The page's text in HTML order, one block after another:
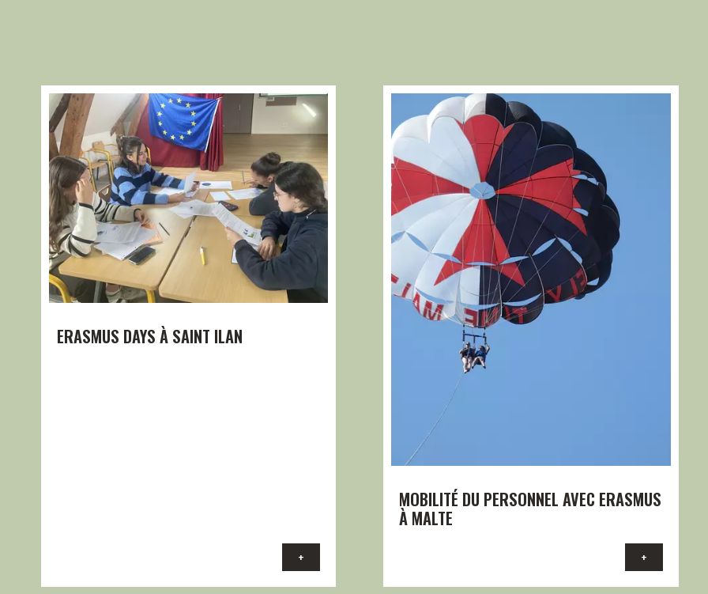
ERASMUS DAYS À SAINT ILAN
+
MOBILITÉ DU PERSONNEL AVEC ERASMUS
À MALTE
+